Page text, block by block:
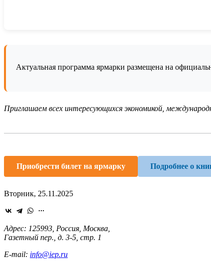
Актуальная программа ярмарки размещена на
Приглашаем всех интересующихся экономикой,
Приобрести билет на ярмарку Подробнее о
Вторник, 25.11.2025
Адрес: 125993, Россия, Москва,
Газетный пер., д. 3-5, стр. 1
E-mail: info@iep.ru